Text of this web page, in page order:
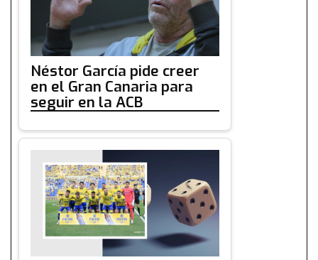
Néstor García pide creer
en el Gran Canaria para
seguir en la ACB